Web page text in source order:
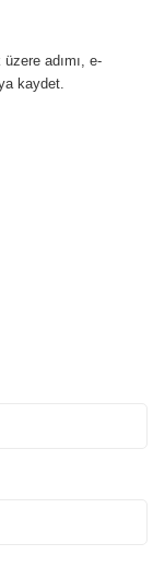
adımı, e-
kaydet.